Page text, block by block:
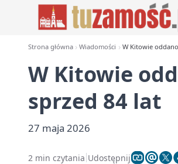
Strona główna Wiadomości W Kitowie
W Kitowie
sprzed 84 lat
27 maja 2026
2 min czytania Udostępnij